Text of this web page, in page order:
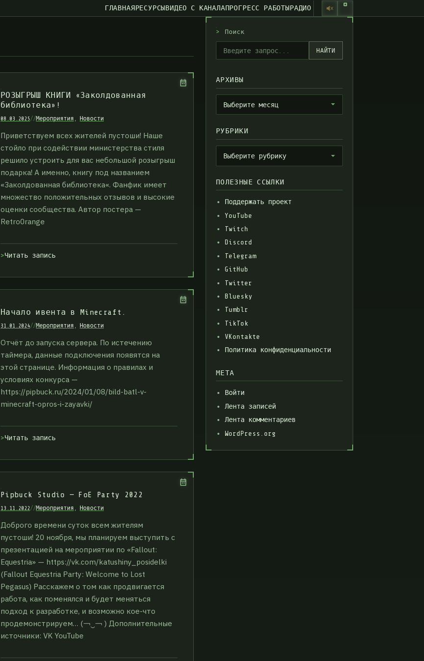
ГЛАВНАЯРЕСУРСЫВИДЕО С КАНАЛАПРОГРЕСС РАБОТЫРАДИО
РОЗЫГРЫШ КНИГИ «Заколдованная
библиотека»!
08.03.2025//Мероприятия , Новости
Приветствуем всех жителей пустоши! Наше
стойло при содействии министерства стиля
решило устроить для вас небольшой розыгрыш
подарка! А именно, книгу под названием
«Заколдованная библиотека«. Фанфик имеет
множество положительных отзывов и высокие
оценки сообщества. Автор постера —
Retro0range
Читать запись
Начало ивента в Minecraft.
31.01.2024//Мероприятия , Новости
Отчёт до запуска сервера. По истечению
таймера, данные подключения появятся на
этой странице. Информация о правилах и
условиях конкурса —
https://pipbuck.ru/2024/01/08/bild-batl-v-
minecraft-opros-i-zayavki/
Читать запись
Pipbuck Studio — FoE Party 2022
13.11.2022//Мероприятия , Новости
Доброго времени суток всем жителям
пустоши! 20 ноября, мы планируем выступить с
презентацией на мероприятии по «Fallout:
Equestria» — https://vk.com/katushiny_posidelki
(Fallout Equestria Party: Welcome to Lost
Pegasus) Расскажем о том как продвигается
работа, как поменялся и будет меняться
подход к разработке, и возможно кое-что
продемонстрируем… (￢‿￢ ) Дополнительные
источники: VK YouTube
> Поиск
НАЙТИ
АРХИВЫ
Архивы
Выберите месяц
РУБРИКИ
Рубрики
Выберите рубрику
ПОЛЕЗНЫЕ ССЫЛКИ
Поддержать проект
YouTube
Twitch
Discord
Telegram
GitHub
Twitter
Bluesky
Tumblr
TikTok
VKontakte
Политика конфиденциальности
МЕТА
Войти
Лента записей
Лента комментариев
WordPress.org